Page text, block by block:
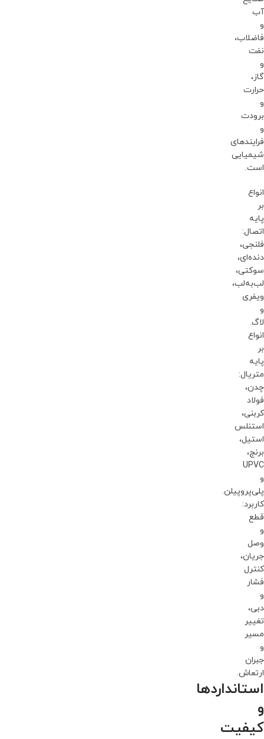
آب
و
فاضلاب،
نفت
و
گاز،
حرارت
و
برودت
و
فرایندهای
شیمیایی
است.
انواع
بر
پایه
اتصال:
فلنجی،
دنده‌ای،
سوکتی،
لب‌به‌لب،
ویفری
و
لاگ.
انواع
بر
پایه
متریال:
چدن،
فولاد
کربنی،
استنلس
استیل،
برنج،
UPVC
و
پلی‌پروپیلن.
کاربرد:
قطع
و
وصل
جریان،
کنترل
فشار
و
دبی،
تغییر
مسیر
و
جبران
ارتعاش.
استانداردها
و
کیفیت